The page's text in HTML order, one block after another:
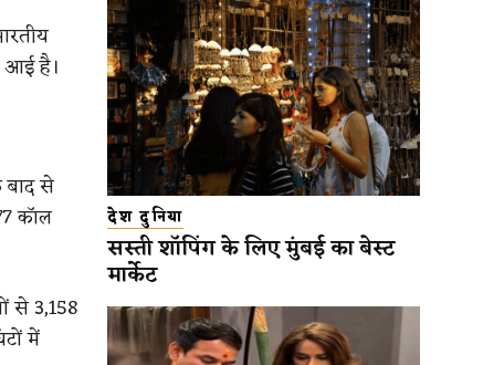
आई है।
बाद से
कॉल
से 3,158
में
देश दुनिया
सस्ती शॉपिंग के लिए मुंबई का बेस्ट
मार्केट